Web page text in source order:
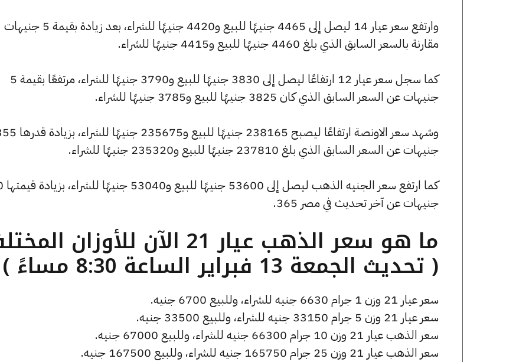
وارتفع سعر عيار 14 ليصل إلى 4465 جنيهًا للبيع و4420 جنيهًا للشراء، بعد زيادة بقيمة 5 جنيهات
مقارنة بالسعر السابق الذي بلغ 4460 جنيهًا للبيع و4415 جنيهًا للشراء.
كما سجل سعر عيار 12 ارتفاعًا ليصل إلى 3830 جنيهًا للبيع و3790 جنيهًا للشراء، مرتفعًا بقيمة 5
جنيهات عن السعر السابق الذي كان 3825 جنيهًا للبيع و3785 جنيهًا للشراء.
وشهد سعر الاونصة ارتفاعًا ليصبح 238165 جنيهًا للبيع
جنيهات عن السعر السابق الذي بلغ 237810 جنيهًا للبيع و235320 جنيهًا للشراء.
كما ارتفع
جنيهات عن آخر تحديث في مصر 365.
ما هو سعر الذهب عيار 21 الآن للأوزان
( تحديث الجمعة 13 فبراير الساعة 8:30 مساءً )
سعر عيار 21 وزن 1 جرام 6630 جنيه للشراء، وللبيع 6700 جنيه.
سعر عيار 21 وزن 5 جرام 33150 جنيه للشراء، وللبيع 33500 جنيه.
سعر الذهب عيار 21 وزن 10 جرام 66300 جنيه للشراء، وللبيع 67000 جنيه.
سعر الذهب عيار 21 وزن 25 جرام 165750 جنيه للشراء، وللبيع 167500 جنيه.